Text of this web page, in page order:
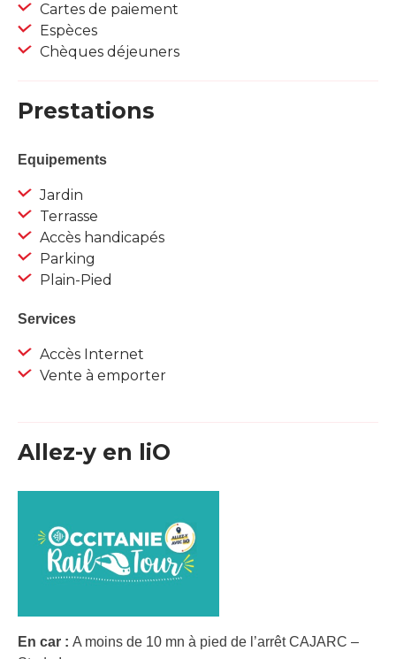
Cartes de paiement
Espèces
Chèques déjeuners
Prestations
Equipements
Jardin
Terrasse
Accès handicapés
Parking
Plain-Pied
Services
Accès Internet
Vente à emporter
Allez-y en liO
En car : A moins de 10 mn à pied de l’arrêt CAJARC –